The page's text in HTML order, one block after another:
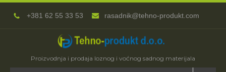
+381 62 55 33 53 rasadnik@tehno-produkt.com
Proizvodnja i prodaja loznog i voćnog sadnog materijala